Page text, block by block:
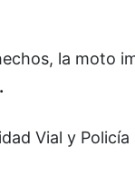
la moto
Vial y